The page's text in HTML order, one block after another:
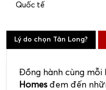
Quốc tế
Lý do chọn Tân Long?
Đồng hành cùng mỗi
Homesđem đến